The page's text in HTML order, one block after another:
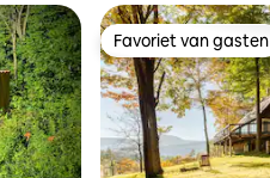
Favoriet van gasten
Favoriet van gasten